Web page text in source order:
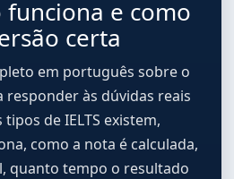
funciona e como
certa
em português sobre o
responder às dúvidas reais
de IELTS existem,
como a nota é calculada,
quanto tempo o resultado